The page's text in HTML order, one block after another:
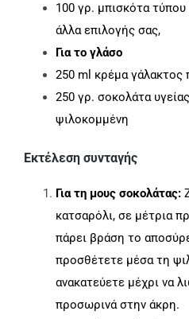
100 γρ. μπισκότα
άλλα επιλογής σας,
Για το γλάσο
250 ml κρέμα γάλακτος
250 γρ. σοκολάτα
ψιλοκομμένη
Εκτέλεση συνταγής
Για τη μους σοκολάτας:
κατσαρόλι, σε μέτρια
πάρει βράση το
προσθέτετε μέσα τη
ανακατεύετε μέχρι να
προσωρινά στην άκρη.